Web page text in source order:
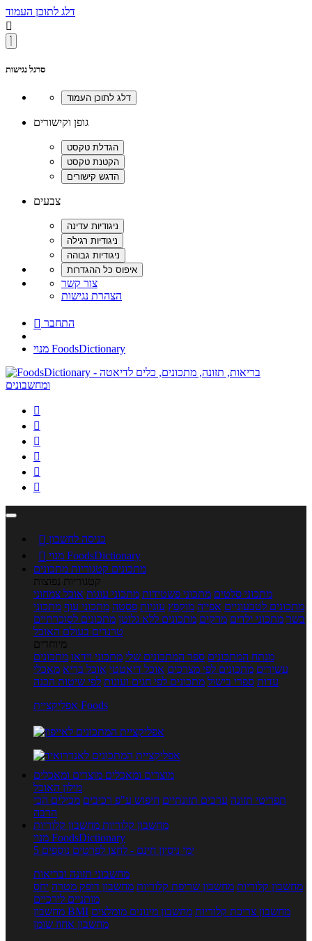
דלג לתוכן העמוד

סרגל נגישות
גופן וקישורים
צבעים
צור קשר
הצהרת נגישות
 התחבר
מנוי FoodsDictionary






 כניסה לחשבון

מנוי FoodsDictionary
מתכונים קטגוריות מתכונים
קטגוריות נפוצות
מתכוני סלטים מתכוני פשטידות מתכוני עוגות אוכל צמחוני
מתכונים לטבעוניים אפייה מוקפץ עוגיות פסטה מתכוני עוף מתכוני
בשר מתכוני ילדים מרקים מתכונים ללא גלוטן מתכונים לסוכרתיים
טרנדים בעולם האוכל
מיוחדים
מנתח המתכונים ספר המתכונים שלי מתכוני וידאו מתכונים
עשירים מתכונים לפי מצרכים אוכל דיאטטי אוכל בריא מאכלי
עדות ספרי בישול מתכונים לפי חגים ועונות לפי שיטות הכנה
אפליקציית Foods
מוצרים ומאכלים מוצרים ומאכלים
מילון האוכל
תפריטי תזונה ערכים תזונתיים חיפוש ע"פ רכיבים מכילים הכי
הרבה
מחשבון קלוריות מחשבון קלוריות
מנוי FoodsDictionary
5 ימי ניסיון חינם - לחצו לפרטים נוספים
מחשבוני תזונה ובריאות
מחשבון קלוריות מחשבון שריפת קלוריות מחשבון דופק מטרה יחס
מותניים לירכיים
מחשבון BMI
מחשבון צריכת קלוריות מחשבון מינונים מומלצים
מחשבון אחוז שומן